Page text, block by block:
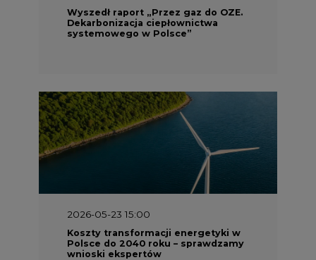
Wyszedł raport „Przez gaz do OZE.
Dekarbonizacja ciepłownictwa
systemowego w Polsce”
2026-05-23 15:00
Koszty transformacji energetyki w
Polsce do 2040 roku – sprawdzamy
wnioski ekspertów